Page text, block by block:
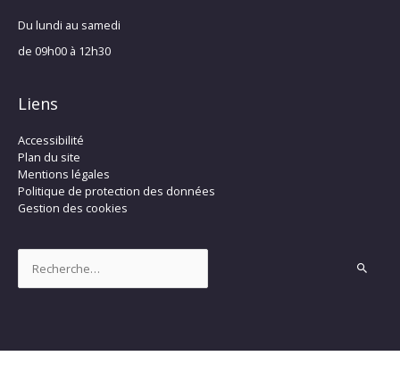
Du lundi au samedi
de 09h00 à 12h30
Liens
Accessibilité
Plan du site
Mentions légales
Politique de protection des données
Gestion des cookies